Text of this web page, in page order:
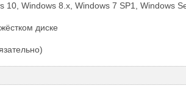
10, Windows 8.x, Windows 7 SP1, Windows
диске